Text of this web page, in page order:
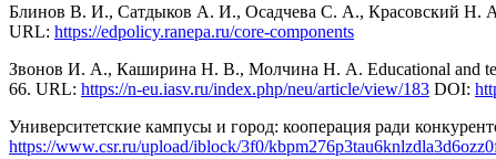
Блинов В. И., Сатдыков А. И., Осадчева С. А., Красовский Н.
URL: https://edpolicy.ranepa.ru/core-components
Звонов И. А., Каширина Н. В., Молчина Н. А. Educational and
66. URL: https://n-eu.iasv.ru/index.php/neu/article/view/183 DOI:
Университетские кампусы и город: кооперация ради
https://www.csr.ru/upload/iblock/3f0/